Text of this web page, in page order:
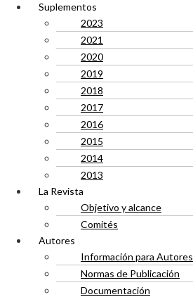
Suplementos
2023
2021
2020
2019
2018
2017
2016
2015
2014
2013
La Revista
Objetivo y alcance
Comités
Autores
Información para Autores
Normas de Publicación
Documentación